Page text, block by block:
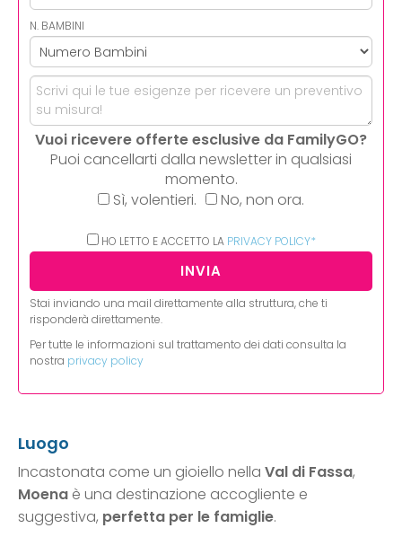
N. BAMBINI
Vuoi ricevere offerte esclusive da FamilyGO?
Puoi cancellarti dalla newsletter in qualsiasi
momento.
Sì, volentieri.
No, non ora.
HO LETTO E ACCETTO LA PRIVACY POLICY*
Stai inviando una mail direttamente alla struttura, che ti
risponderà direttamente.
Per tutte le informazioni sul trattamento dei dati consulta la
nostra privacy policy
Luogo
Incastonata come un gioiello nella Val di Fassa,
Moena è una destinazione accogliente e
suggestiva, perfetta per le famiglie.